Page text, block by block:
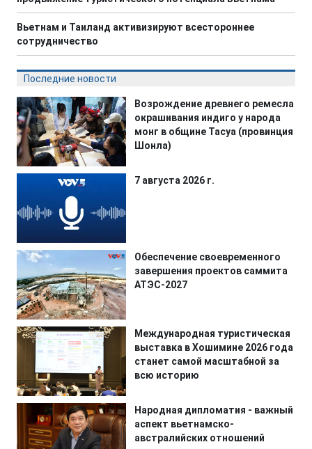
Вьетнам и Таиланд активизируют всестороннее
сотрудничество
Последние новости
Возрождение древнего ремесла
окрашивания индиго у народа
монг в общине Тасуа (провинция
Шонла)
7 августа 2026 г.
Обеспечение своевременного
завершения проектов саммита
АТЭС-2027
Международная туристическая
выставка в Хошимине 2026 года
станет самой масштабной за
всю историю
Народная дипломатия - важный
аспект вьетнамско-
австралийских отношений